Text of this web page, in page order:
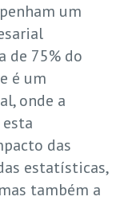
um
de 75% do
é um
onde a
das
estatísticas,
também a